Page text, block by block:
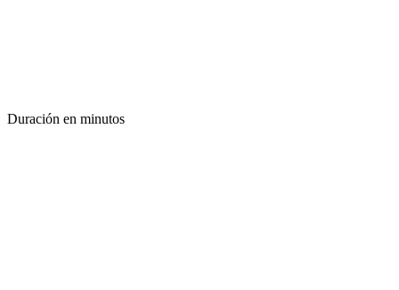
Duración en minutos